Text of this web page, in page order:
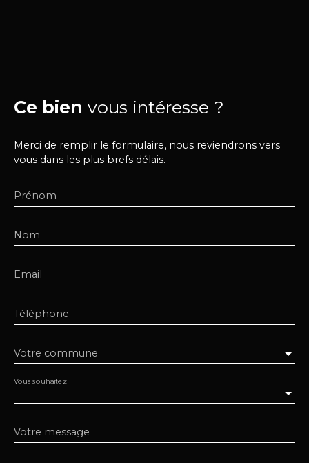
Ce bien vous intéresse ?
Merci de remplir le formulaire, nous reviendrons vers
vous dans les plus brefs délais.
Prénom
Nom
Email
Téléphone
Votre commune
-
Vous souhaitez
Votre message